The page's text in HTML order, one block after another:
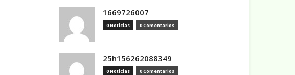
1669726007
0 Noticias 0 Comentarios
25h156262088349
0 Noticias 0 Comentarios